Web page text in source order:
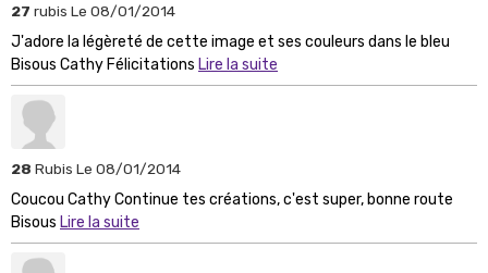
27 rubis Le 08/01/2014
J'adore la légèreté de cette image et ses couleurs dans le bleu
Bisous Cathy Félicitations Lire la suite
28 Rubis Le 08/01/2014
Coucou Cathy Continue tes créations, c'est super, bonne route
Bisous Lire la suite